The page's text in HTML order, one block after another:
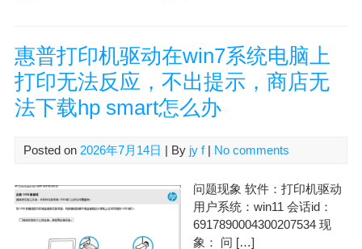
惠普打印机驱动在win7系统电脑上
打印无法反应，不出提示，商店无
法下载hp smart怎么办
Posted on 2026年7月14日 | By jy f| No comments
问题现象 软件：打印机驱动
用户系统：win11 会话id：
6917890004300207534 现
象： 问 […]